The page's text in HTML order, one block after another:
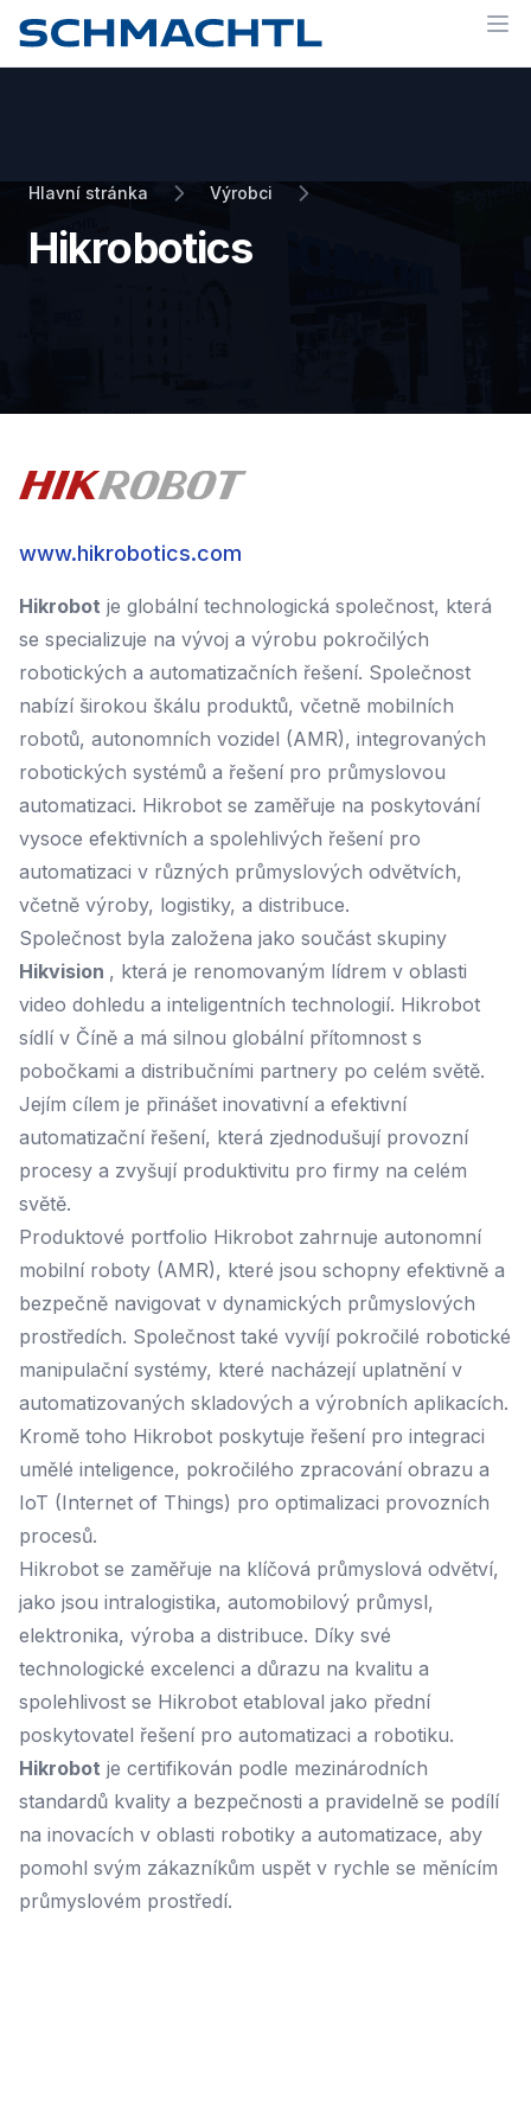
Hlavní stránka Výrobci
Hikrobotics
www.hikrobotics.com
Hikrobot je globální technologická společnost, která
se specializuje na vývoj a výrobu pokročilých
robotických a automatizačních řešení. Společnost
nabízí širokou škálu produktů, včetně mobilních
robotů, autonomních vozidel (AMR), integrovaných
robotických systémů a řešení pro průmyslovou
automatizaci. Hikrobot se zaměřuje na poskytování
vysoce efektivních a spolehlivých řešení pro
automatizaci v různých průmyslových odvětvích,
včetně výroby, logistiky, a distribuce.
Společnost byla založena jako součást skupiny
Hikvision , která je renomovaným lídrem v oblasti
video dohledu a inteligentních technologií. Hikrobot
sídlí v Číně a má silnou globální přítomnost s
pobočkami a distribučními partnery po celém světě.
Jejím cílem je přinášet inovativní a efektivní
automatizační řešení, která zjednodušují provozní
procesy a zvyšují produktivitu pro firmy na celém
světě.
Produktové portfolio Hikrobot zahrnuje autonomní
mobilní roboty (AMR), které jsou schopny efektivně a
bezpečně navigovat v dynamických průmyslových
prostředích. Společnost také vyvíjí pokročilé robotické
manipulační systémy, které nacházejí uplatnění v
automatizovaných skladových a výrobních aplikacích.
Kromě toho Hikrobot poskytuje řešení pro integraci
umělé inteligence, pokročilého zpracování obrazu a
IoT (Internet of Things) pro optimalizaci provozních
procesů.
Hikrobot se zaměřuje na klíčová průmyslová odvětví,
jako jsou intralogistika, automobilový průmysl,
elektronika, výroba a distribuce. Díky své
technologické excelenci a důrazu na kvalitu a
spolehlivost se Hikrobot etabloval jako přední
poskytovatel řešení pro automatizaci a robotiku.
Hikrobot je certifikován podle mezinárodních
standardů kvality a bezpečnosti a pravidelně se podílí
na inovacích v oblasti robotiky a automatizace, aby
pomohl svým zákazníkům uspět v rychle se měnícím
průmyslovém prostředí.